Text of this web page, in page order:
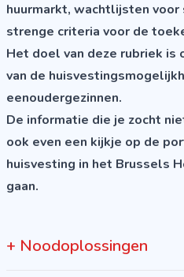
huurmarkt, wachtlijsten
strenge criteria voor de
Het doel van deze rubriek is
van de
eenoudergezinnen.
De informatie die je zocht
ook even een kijkje op de
huisvesting in het Brussels
gaan.
+ Noodoplossingen